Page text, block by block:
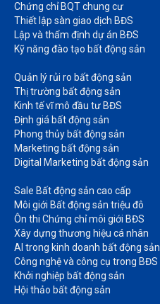
Chứng chỉ BQT chung cư​
Thiết lập sàn giao dịch BĐS​
Lập và thẩm định dự án BĐS​
Kỹ năng đào tạo bất động sản​
Quản lý rủi ro bất động sản​
Thị trường bất động sản​
Kinh tế vĩ mô đầu tư BĐS​
Định giá bất động sản​
Phong thủy bất động sản​
Marketing bất động sản​
Digital Marketing bất động sản​
Sale Bất động sản cao cấp​
Môi giới Bất động sản triệu đô​
Ôn thi Chứng chỉ môi giới BĐS​
Xây dựng thương hiệu cá nhân​
AI trong kinh doanh bất động sản​
Công nghệ và công cụ trong BĐS​
Khởi nghiệp bất động sản​
Hội thảo bất động sản​